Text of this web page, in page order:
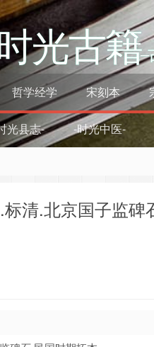
光古籍–
哲学经学 宋刻本
光县志- -时光中医-
清.北京国子监